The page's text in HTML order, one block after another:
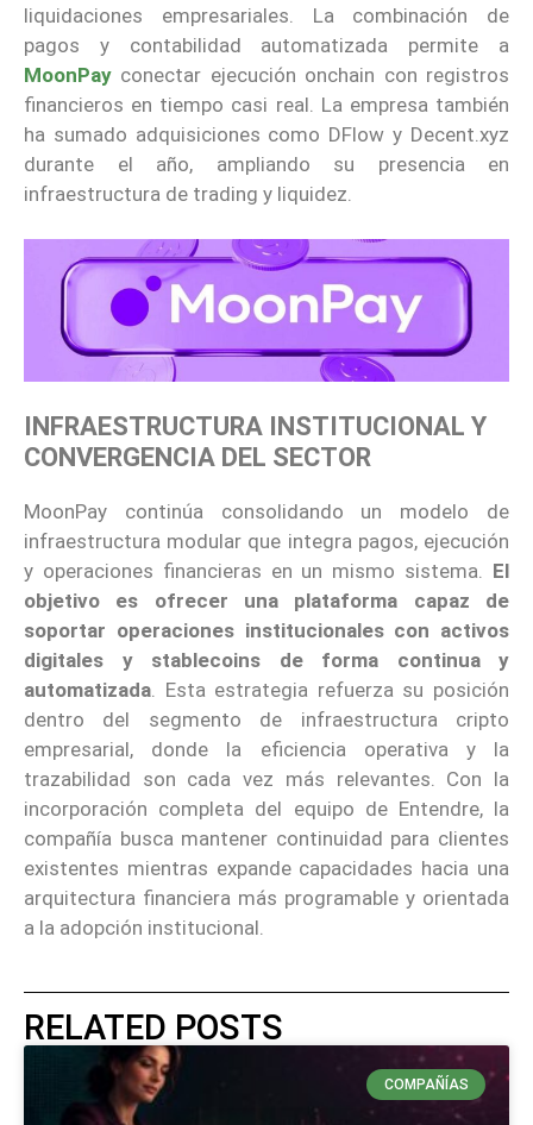
liquidaciones empresariales. La combinación de
pagos y contabilidad automatizada permite a
MoonPay conectar ejecución onchain con registros
financieros en tiempo casi real. La empresa también
ha sumado adquisiciones como DFlow y Decent.xyz
durante el año, ampliando su presencia en
infraestructura de trading y liquidez.
INFRAESTRUCTURA INSTITUCIONAL Y
CONVERGENCIA DEL SECTOR
MoonPay continúa consolidando un modelo de
infraestructura modular que integra pagos, ejecución
y operaciones financieras en un mismo sistema. El
objetivo es ofrecer una plataforma capaz de
soportar operaciones institucionales con activos
digitales y stablecoins de forma continua y
automatizada. Esta estrategia refuerza su posición
dentro del segmento de infraestructura cripto
empresarial, donde la eficiencia operativa y la
trazabilidad son cada vez más relevantes. Con la
incorporación completa del equipo de Entendre, la
compañía busca mantener continuidad para clientes
existentes mientras expande capacidades hacia una
arquitectura financiera más programable y orientada
a la adopción institucional.
RELATED POSTS
COMPAÑÍAS